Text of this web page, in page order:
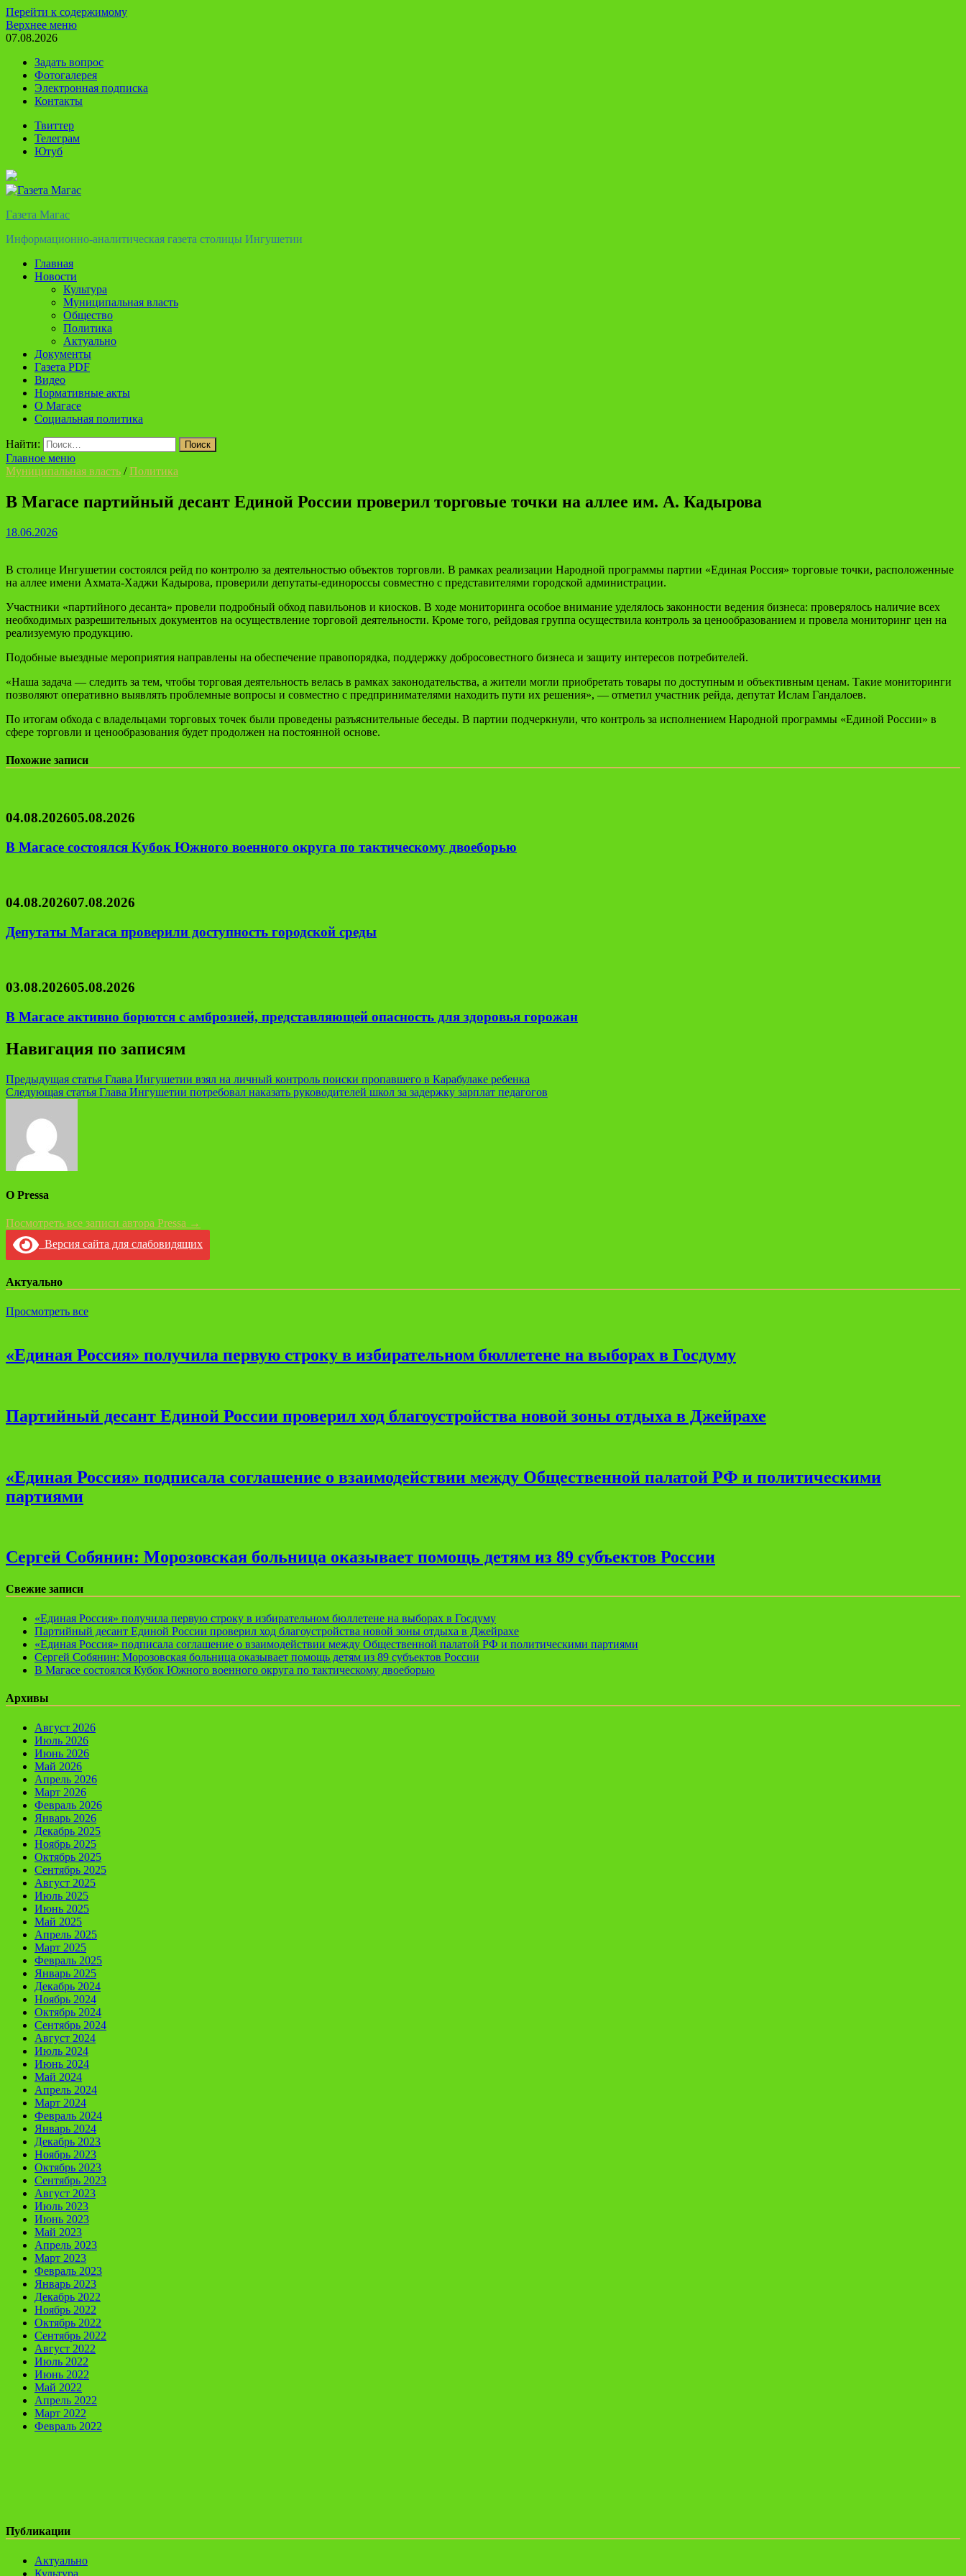
Перейти к содержимому
Верхнее меню
07.08.2026
Задать вопрос
Фотогалерея
Электронная подписка
Контакты
Твиттер
Телеграм
Ютуб
Газета Магас
Информационно-аналитическая газета столицы Ингушетии
Главная
Новости
Культура
Муниципальная власть
Общество
Политика
Актуально
Документы
Газета PDF
Видео
Нормативные акты
О Магасе
Социальная политика
Найти:
Главное меню
Муниципальная власть /Политика
В Магасе партийный десант Единой России проверил торговые точки на аллее им. А. Кадырова
18.06.2026
В столице Ингушетии состоялся рейд по контролю за деятельностью объектов торговли. В рамках реализации Народной программы партии «Единая Россия» торговые точки, расположенные
на аллее имени Ахмата-Хаджи Кадырова, проверили депутаты-единороссы совместно с представителями городской администрации.
Участники «партийного десанта» провели подробный обход павильонов и киосков. В ходе мониторинга особое внимание уделялось законности ведения бизнеса: проверялось наличие всех
необходимых разрешительных документов на осуществление торговой деятельности. Кроме того, рейдовая группа осуществила контроль за ценообразованием и провела мониторинг цен на
реализуемую продукцию.
Подобные выездные мероприятия направлены на обеспечение правопорядка, поддержку добросовестного бизнеса и защиту интересов потребителей.
«Наша задача — следить за тем, чтобы торговая деятельность велась в рамках законодательства, а жители могли приобретать товары по доступным и объективным ценам. Такие мониторинги
позволяют оперативно выявлять проблемные вопросы и совместно с предпринимателями находить пути их решения», — отметил участник рейда, депутат Ислам Гандалоев.
По итогам обхода с владельцами торговых точек были проведены разъяснительные беседы. В партии подчеркнули, что контроль за исполнением Народной программы «Единой России» в
сфере торговли и ценообразования будет продолжен на постоянной основе.
Похожие записи
04.08.202605.08.2026
В Магасе состоялся Кубок Южного военного округа по тактическому двоеборью
04.08.202607.08.2026
Депутаты Магаса проверили доступность городской среды
03.08.202605.08.2026
В Магасе активно борются с амброзией, представляющей опасность для здоровья горожан
Навигация по записям
Предыдущая статья Глава Ингушетии взял на личный контроль поиски пропавшего в Карабулаке ребенка
Следующая статья Глава Ингушетии потребовал наказать руководителей школ за задержку зарплат педагогов
О Pressa
Посмотреть все записи автора Pressa →
Версия сайта для слабовидящих
Актуально
Просмотреть все
«Единая Россия» получила первую строку в избирательном бюллетене на выборах в Госдуму
Партийный десант Единой России проверил ход благоустройства новой зоны отдыха в Джейрахе
«Единая Россия» подписала соглашение о взаимодействии между Общественной палатой РФ и политическими
партиями
Сергей Собянин: Морозовская больница оказывает помощь детям из 89 субъектов России
Свежие записи
«Единая Россия» получила первую строку в избирательном бюллетене на выборах в Госдуму
Партийный десант Единой России проверил ход благоустройства новой зоны отдыха в Джейрахе
«Единая Россия» подписала соглашение о взаимодействии между Общественной палатой РФ и политическими партиями
Сергей Собянин: Морозовская больница оказывает помощь детям из 89 субъектов России
В Магасе состоялся Кубок Южного военного округа по тактическому двоеборью
Архивы
Август 2026
Июль 2026
Июнь 2026
Май 2026
Апрель 2026
Март 2026
Февраль 2026
Январь 2026
Декабрь 2025
Ноябрь 2025
Октябрь 2025
Сентябрь 2025
Август 2025
Июль 2025
Июнь 2025
Май 2025
Апрель 2025
Март 2025
Февраль 2025
Январь 2025
Декабрь 2024
Ноябрь 2024
Октябрь 2024
Сентябрь 2024
Август 2024
Июль 2024
Июнь 2024
Май 2024
Апрель 2024
Март 2024
Февраль 2024
Январь 2024
Декабрь 2023
Ноябрь 2023
Октябрь 2023
Сентябрь 2023
Август 2023
Июль 2023
Июнь 2023
Май 2023
Апрель 2023
Март 2023
Февраль 2023
Январь 2023
Декабрь 2022
Ноябрь 2022
Октябрь 2022
Сентябрь 2022
Август 2022
Июль 2022
Июнь 2022
Май 2022
Апрель 2022
Март 2022
Февраль 2022
Публикации
Актуально
Культура